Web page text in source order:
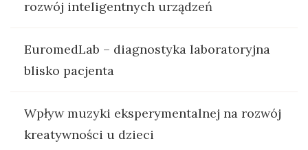
rozwój inteligentnych urządzeń
EuromedLab – diagnostyka laboratoryjna
blisko pacjenta
Wpływ muzyki eksperymentalnej na rozwój
kreatywności u dzieci